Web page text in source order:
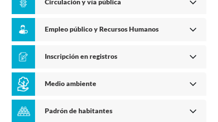
Circulación y vía pública
Empleo público y Recursos Humanos
Inscripción en registros
Medio ambiente
Padrón de habitantes